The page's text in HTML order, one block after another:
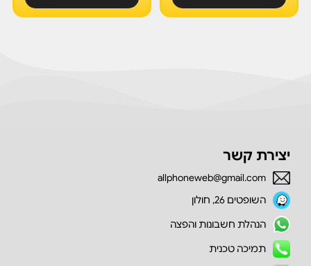
יצירת קשר
allphoneweb@gmail.com
השופטים 26, חולון
הנהלת חשבונות והפצה
תמיכה טכנית